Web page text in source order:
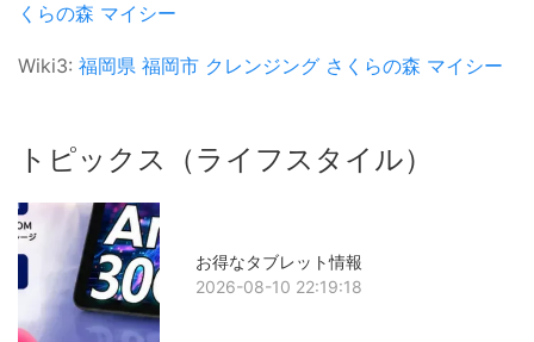
くらの森 マイシー
Wiki3: 福岡県 福岡市 クレンジング さくらの森 マイシー
トピックス（ライフスタイル）
お得なタブレット情報
2026-08-10 22:19:18